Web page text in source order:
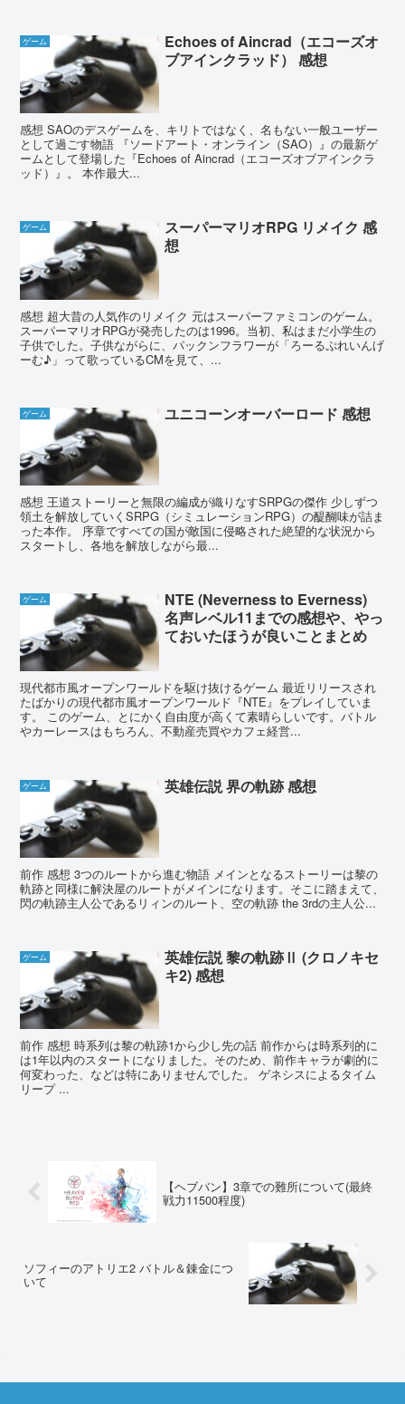
ゲーム
Echoes of Aincrad（エコーズオ
ブアインクラッド） 感想
感想 SAOのデスゲームを、キリトではなく、名もない一般ユーザー
として過ごす物語 『ソードアート・オンライン（SAO）』の最新ゲ
ームとして登場した『Echoes of Aincrad（エコーズオブアインクラ
ッド）』。 本作最大...
ゲーム
スーパーマリオRPG リメイク 感
想
感想 超大昔の人気作のリメイク 元はスーパーファミコンのゲーム。
スーパーマリオRPGが発売したのは1996。当初、私はまだ小学生の
子供でした。子供ながらに、パックンフラワーが「ろーるぷれいんげ
ーむ♪」って歌っているCMを見て、...
ゲーム ユニコーンオーバーロード 感想
感想 王道ストーリーと無限の編成が織りなすSRPGの傑作 少しずつ
領土を解放していくSRPG（シミュレーションRPG）の醍醐味が詰ま
った本作。 序章ですべての国が敵国に侵略された絶望的な状況から
スタートし、各地を解放しながら最...
ゲーム
NTE (Neverness to Everness)
名声レベル11までの感想や、やっ
ておいたほうが良いことまとめ
現代都市風オープンワールドを駆け抜けるゲーム 最近リリースされ
たばかりの現代都市風オープンワールド『NTE』をプレイしていま
す。 このゲーム、とにかく自由度が高くて素晴らしいです。バトル
やカーレースはもちろん、不動産売買やカフェ経営...
ゲーム 英雄伝説 界の軌跡 感想
前作 感想 3つのルートから進む物語 メインとなるストーリーは黎の
軌跡と同様に解決屋のルートがメインになります。そこに踏まえて、
閃の軌跡主人公であるリィンのルート、空の軌跡 the 3rdの主人公...
ゲーム
英雄伝説 黎の軌跡Ⅱ (クロノキセ
キ2) 感想
前作 感想 時系列は黎の軌跡1から少し先の話 前作からは時系列的に
は1年以内のスタートになりました。そのため、前作キャラが劇的に
何変わった、などは特にありませんでした。 ゲネシスによるタイム
リープ ...
【ヘブバン】3章での難所について(最終
戦力11500程度)
ソフィーのアトリエ2 バトル＆錬金につ
いて